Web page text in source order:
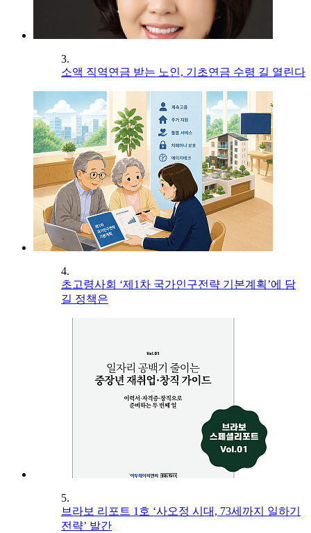
3.
소액 직역연금 받는 노인, 기초연금 수령 길 열린다
4.
초고령사회 ‘제1차 국가인구전략 기본계획’에 담
길 정책은
5.
브라보 리포트 1호 ‘사오정 시대, 73세까지 일하기
전략’ 발간